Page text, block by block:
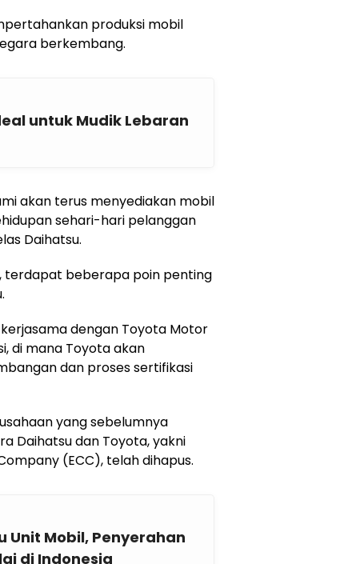
produksi mobil
berkembang.
untuk Mudik Lebaran
akan terus menyediakan mobil
sehari-hari pelanggan
Daihatsu.
terdapat beberapa poin penting
dengan Toyota Motor
di mana Toyota akan
dan proses sertifikasi
yang sebelumnya
Daihatsu dan Toyota, yakni
(ECC), telah dihapus.
Unit Mobil, Penyerahan
di Indonesia